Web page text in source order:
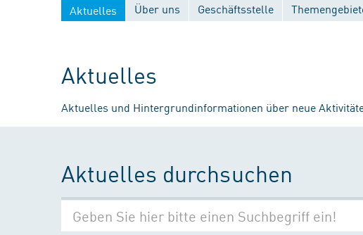
Aktuelles Über uns Geschäftsstelle
Aktuelles
Aktuelles und Hintergrundinformationen über neue
Aktuelles durchsuchen